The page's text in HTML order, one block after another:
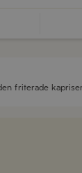
friterade